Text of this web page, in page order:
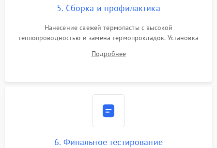
5. Сборка и профилактика
Нанесение свежей термопасты с высокой
теплопроводностью и замена термопрокладок. Установка
шлейфов, модулей памяти и накопителей. Предварительная
Подробнее
6. Финальное тестирование